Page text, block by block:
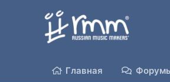
Главная